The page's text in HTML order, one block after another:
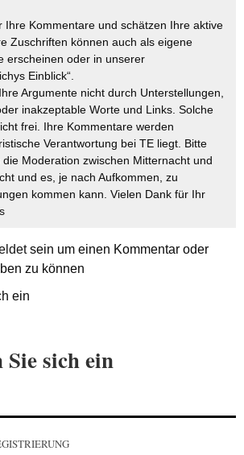
Ihre Kommentare und schätzen Ihre aktive
Zuschriften können auch als eigene
erscheinen oder in unserer
Einblick“.
Argumente nicht durch Unterstellungen,
inakzeptable Worte und Links. Solche
frei. Ihre Kommentare werden
Verantwortung bei TE liegt. Bitte
Moderation zwischen Mitternacht und
und es, je nach Aufkommen, zu
kommen kann. Vielen Dank für Ihr
sein um einen Kommentar oder
zu können
ein
sich ein